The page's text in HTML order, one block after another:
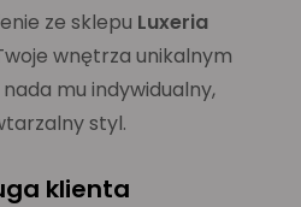
ze sklepu Luxeria
wnętrza unikalnym
nada mu indywidualny,
styl.
klienta